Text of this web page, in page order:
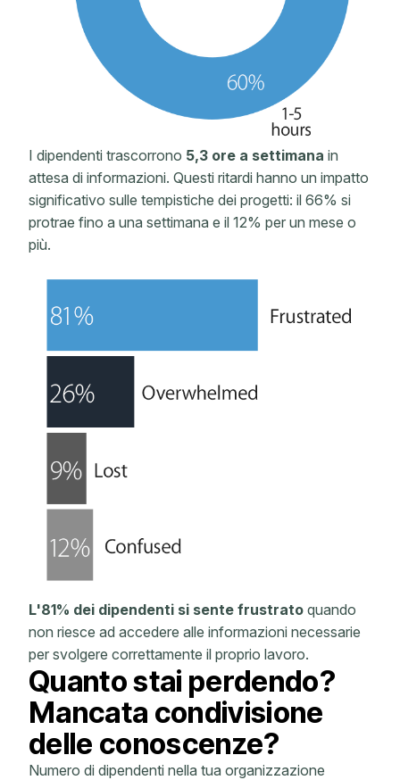
I dipendenti trascorrono 5,3 ore a settimana in
attesa di informazioni. Questi ritardi hanno un impatto
significativo sulle tempistiche dei progetti: il 66% si
protrae fino a una settimana e il 12% per un mese o
più.
L'81% dei dipendenti si sente frustrato quando
non riesce ad accedere alle informazioni necessarie
per svolgere correttamente il proprio lavoro.
Quanto stai perdendo?
Mancata condivisione
delle conoscenze?
Numero di dipendenti nella tua organizzazione